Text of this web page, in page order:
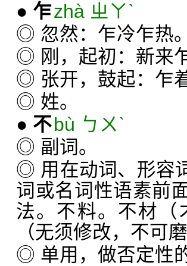
● 乍zhà ㄓㄚˋ
◎ 忽然：乍冷乍热
◎ 刚，起初：新来
◎ 张开，鼓起：乍
◎ 姓。
● 不bù ㄅㄨˋ
◎ 副词。
◎ 用在动词、形容
词或名词性语素前
法。不料。不材（
（无须修改，不可
◎ 单用，做否定性